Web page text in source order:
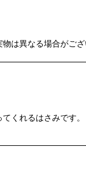
は異なる場合がご
てくれるはさみで